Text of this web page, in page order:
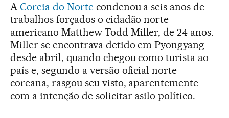
ACoreia do Nortecondenou a seis anos de
trabalhos forçados o cidadão norte-
americano Matthew Todd Miller, de 24 anos.
Miller se encontrava detido em Pyongyang
desde abril, quando chegou como turista ao
país e, segundo a versão oficial norte-
coreana, rasgou seu visto, aparentemente
com a intenção de solicitar asilo político.